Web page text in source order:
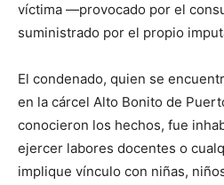
víctima —provocado por el
suministrado por el propio
El condenado, quien se
en la cárcel Alto Bonito de
conocieron los hechos, fue
ejercer labores docentes o
implique vínculo con niñas,